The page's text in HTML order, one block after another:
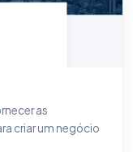
as
criar um negócio